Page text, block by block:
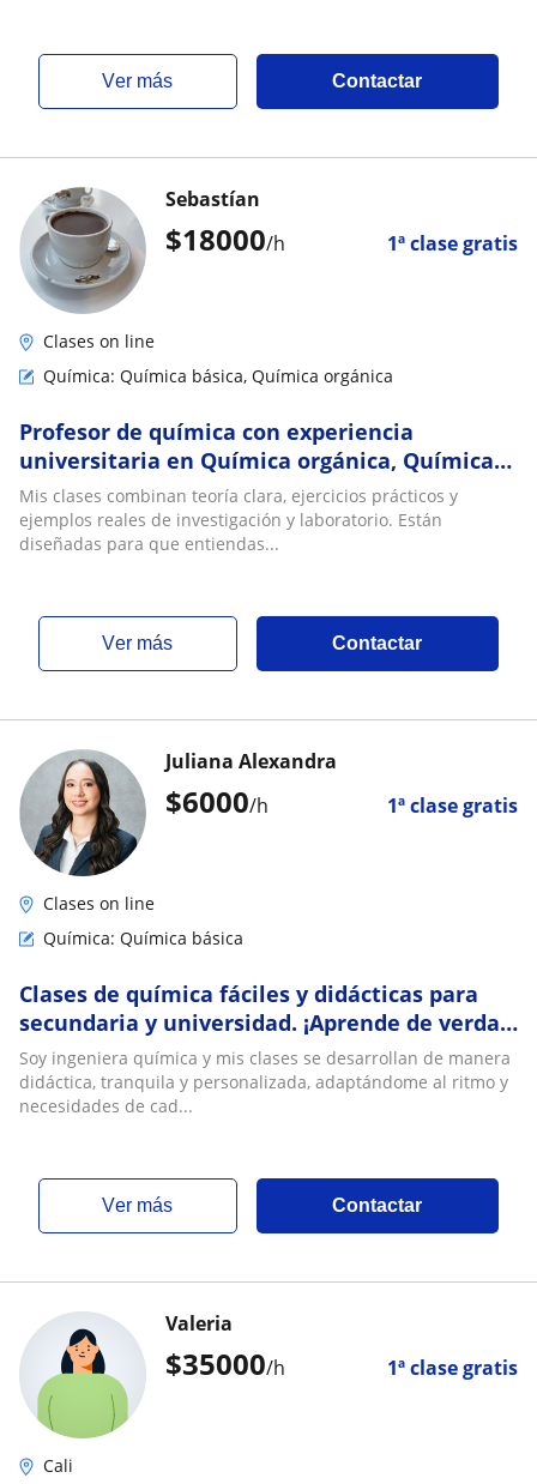
ver más Contactar
$18000/h 1ª clase gratis
Sebastían
Clases on line
Química: Química básica, Química orgánica
Profesor de química con experiencia
universitaria en Química orgánica, Química
analítica, físico química, entre otra ramas
Mis clases combinan teoría clara, ejercicios prácticos y
ejemplos reales de investigación y laboratorio. Están
diseñadas para que entiendas...
ver más Contactar
$6000/h 1ª clase gratis
Juliana Alexandra
Clases on line
Química: Química básica
Clases de química fáciles y didácticas para
secundaria y universidad. ¡Aprende de verdad
y sin estrés!
Soy ingeniera química y mis clases se desarrollan de manera
didáctica, tranquila y personalizada, adaptándome al ritmo y
necesidades de cad...
ver más Contactar
$35000/h 1ª clase gratis
Valeria
Cali